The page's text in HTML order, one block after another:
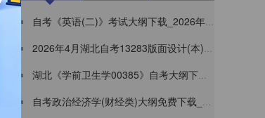
自考《英语(二)》考试大纲下载_2026年4月贵州00015教材大纲
2026年4月湖北自考13283版面设计(本)考试大纲下载（本）
湖北《学前卫生学00385》自考大纲下载及2026年4月教材版本
自考政治经济学(财经类)大纲免费下载_2026年4月安徽00009教材大纲